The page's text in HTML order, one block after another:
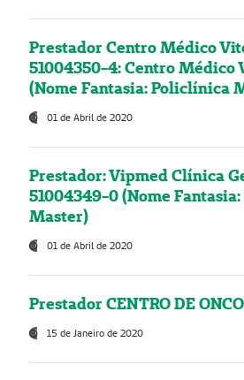
Prestador Centro Médico
51004350-4: Centro Médico
(Nome Fantasia: Policlínica
01 de Abril de 2020
Prestador: Vipmed Clínica
51004349-0 (Nome
Master)
01 de Abril de 2020
Prestador CENTRO DE
15 de Janeiro de 2020